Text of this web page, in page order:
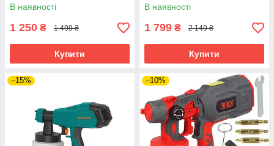
В наявності
1 250 ₴ 1 499 ₴
Купити
В наявності
1 799 ₴ 2 149 ₴
Купити
–15% –10%